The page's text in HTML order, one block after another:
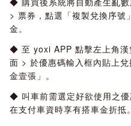
> 票券，點選「複製兌換序號
金。
◆ 至 yoxi APP 點擊左上角漢
面 > 於優惠碼輸入框內貼上
金壹張」。
◆ 叫車前需選定好欲使用之
在支付車資時享有搭車金折抵